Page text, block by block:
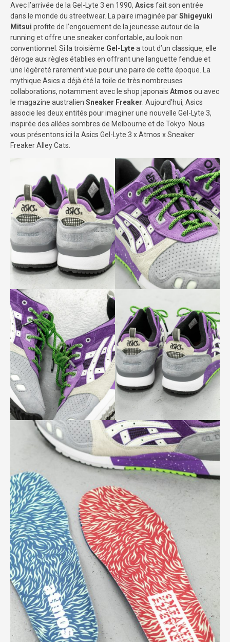
Avec l’arrivée de la Gel-Lyte 3 en 1990, Asics fait son entrée
dans le monde du streetwear. La paire imaginée parShigeyuki
Mitsui profite de l’engouement de la jeunesse autour de la
running et offre une sneaker confortable, au look non
conventionnel. Si la troisième Gel-Lytea tout d’un classique, elle
déroge aux règles établies en offrant une languette fendue et
une légèreté rarement vue pour une paire de cette époque. La
mythique Asics a déjà été la toile de très nombreuses
collaborations, notamment avec le shop japonais Atmos ou avec
le magazine australien Sneaker Freaker . Aujourd’hui, Asics
associe les deux entités pour imaginer une nouvelle Gel-Lyte 3,
inspirée des allées sombres de Melbourne et de Tokyo. Nous
vous présentons ici la Asics Gel-Lyte 3 x Atmos x Sneaker
Freaker Alley Cats.